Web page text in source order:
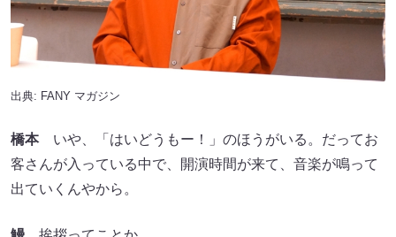
出典: FANY マガジン
橋本いや、「はいどうもー！」のほうがいる。だってお
客さんが入っている中で、開演時間が来て、音楽が鳴って
出ていくんやから。